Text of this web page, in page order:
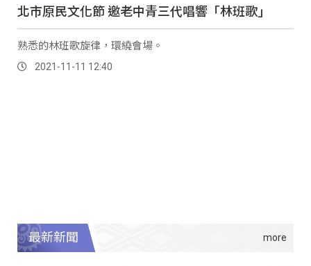
北市原民文化節 邀老中青三代唱響「林班歌」
熟悉的林班歌旋律，環繞會場。
2021-11-11 12:40
最新新聞